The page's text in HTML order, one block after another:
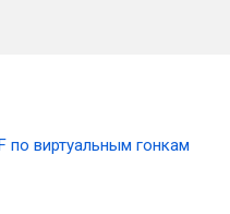
по виртуальным гонкам